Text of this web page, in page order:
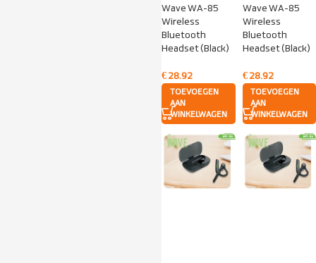
Wave WA-85
Wireless
Bluetooth
Headset (Black)
€28.92
TOEVOEGEN
AAN
WINKELWAGEN
Wave WA-85
Wireless
Bluetooth
Headset (Black)
€28.92
TOEVOEGEN
AAN
WINKELWAGEN